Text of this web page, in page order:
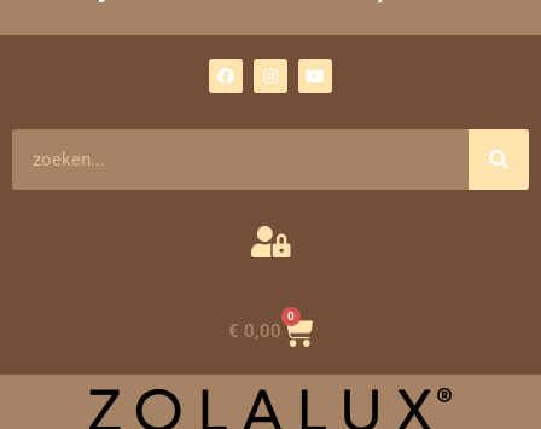
a
c
n
s
m
o
u
€ 0,00
0
Winkelwagen